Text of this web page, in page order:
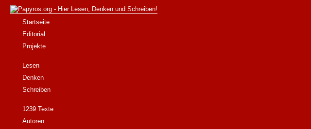
Startseite
Editorial
Projekte
Lesen
Denken
Schreiben
1239 Texte
Autoren